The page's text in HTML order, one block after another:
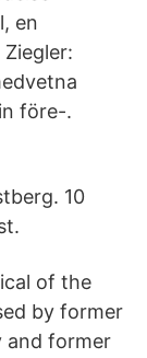
en
före-.
10
of the
by former
and former